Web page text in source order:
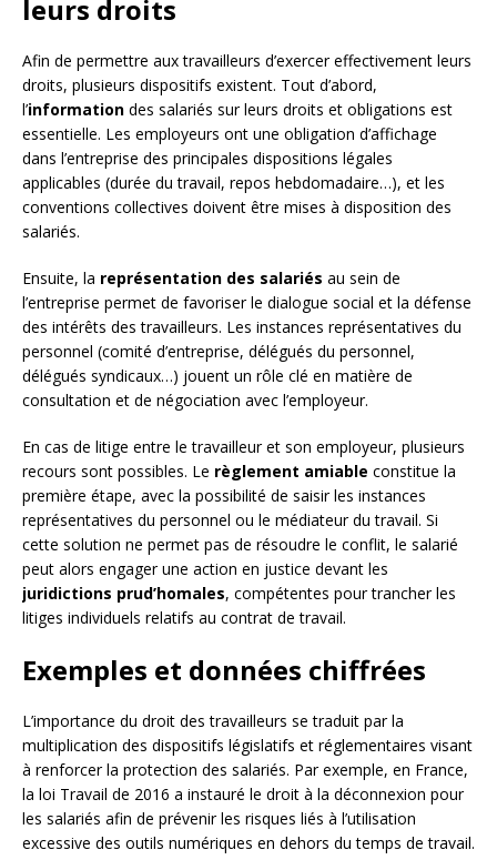
leurs droits
Afin de permettre aux travailleurs d’exercer effectivement leurs
droits, plusieurs dispositifs existent. Tout d’abord,
l’information des salariés sur leurs droits et obligations est
essentielle. Les employeurs ont une obligation d’affichage
dans l’entreprise des principales dispositions légales
applicables (durée du travail, repos hebdomadaire…), et les
conventions collectives doivent être mises à disposition des
salariés.
Ensuite, la représentation des salariés au sein de
l’entreprise permet de favoriser le dialogue social et la défense
des intérêts des travailleurs. Les instances représentatives du
personnel (comité d’entreprise, délégués du personnel,
délégués syndicaux…) jouent un rôle clé en matière de
consultation et de négociation avec l’employeur.
En cas de litige entre le travailleur et son employeur, plusieurs
recours sont possibles. Le règlement amiable constitue la
première étape, avec la possibilité de saisir les instances
représentatives du personnel ou le médiateur du travail. Si
cette solution ne permet pas de résoudre le conflit, le salarié
peut alors engager une action en justice devant les
juridictions prud’homales, compétentes pour trancher les
litiges individuels relatifs au contrat de travail.
Exemples et données chiffrées
L’importance du droit des travailleurs se traduit par la
multiplication des dispositifs législatifs et réglementaires visant
à renforcer la protection des salariés. Par exemple, en France,
la loi Travail de 2016 a instauré le droit à la déconnexion pour
les salariés afin de prévenir les risques liés à l’utilisation
excessive des outils numériques en dehors du temps de travail.